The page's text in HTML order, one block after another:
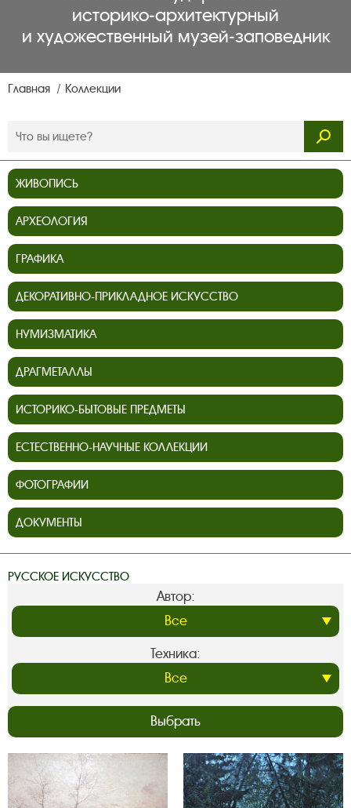
историко‑архитектурный
и художественный музей‑заповедник
Главная Коллекции
ЖИВОПИСЬ
АРХЕОЛОГИЯ
ГРАФИКА
ДЕКОРАТИВНО-ПРИКЛАДНОЕ ИСКУССТВО
НУМИЗМАТИКА
ДРАГМЕТАЛЛЫ
ИСТОРИКО-БЫТОВЫЕ ПРЕДМЕТЫ
ЕСТЕСТВЕННО-НАУЧНЫЕ КОЛЛЕКЦИИ
ФОТОГРАФИИ
ДОКУМЕНТЫ
РУССКОЕ ИСКУССТВО
Автор:
Техника:
Выбрать